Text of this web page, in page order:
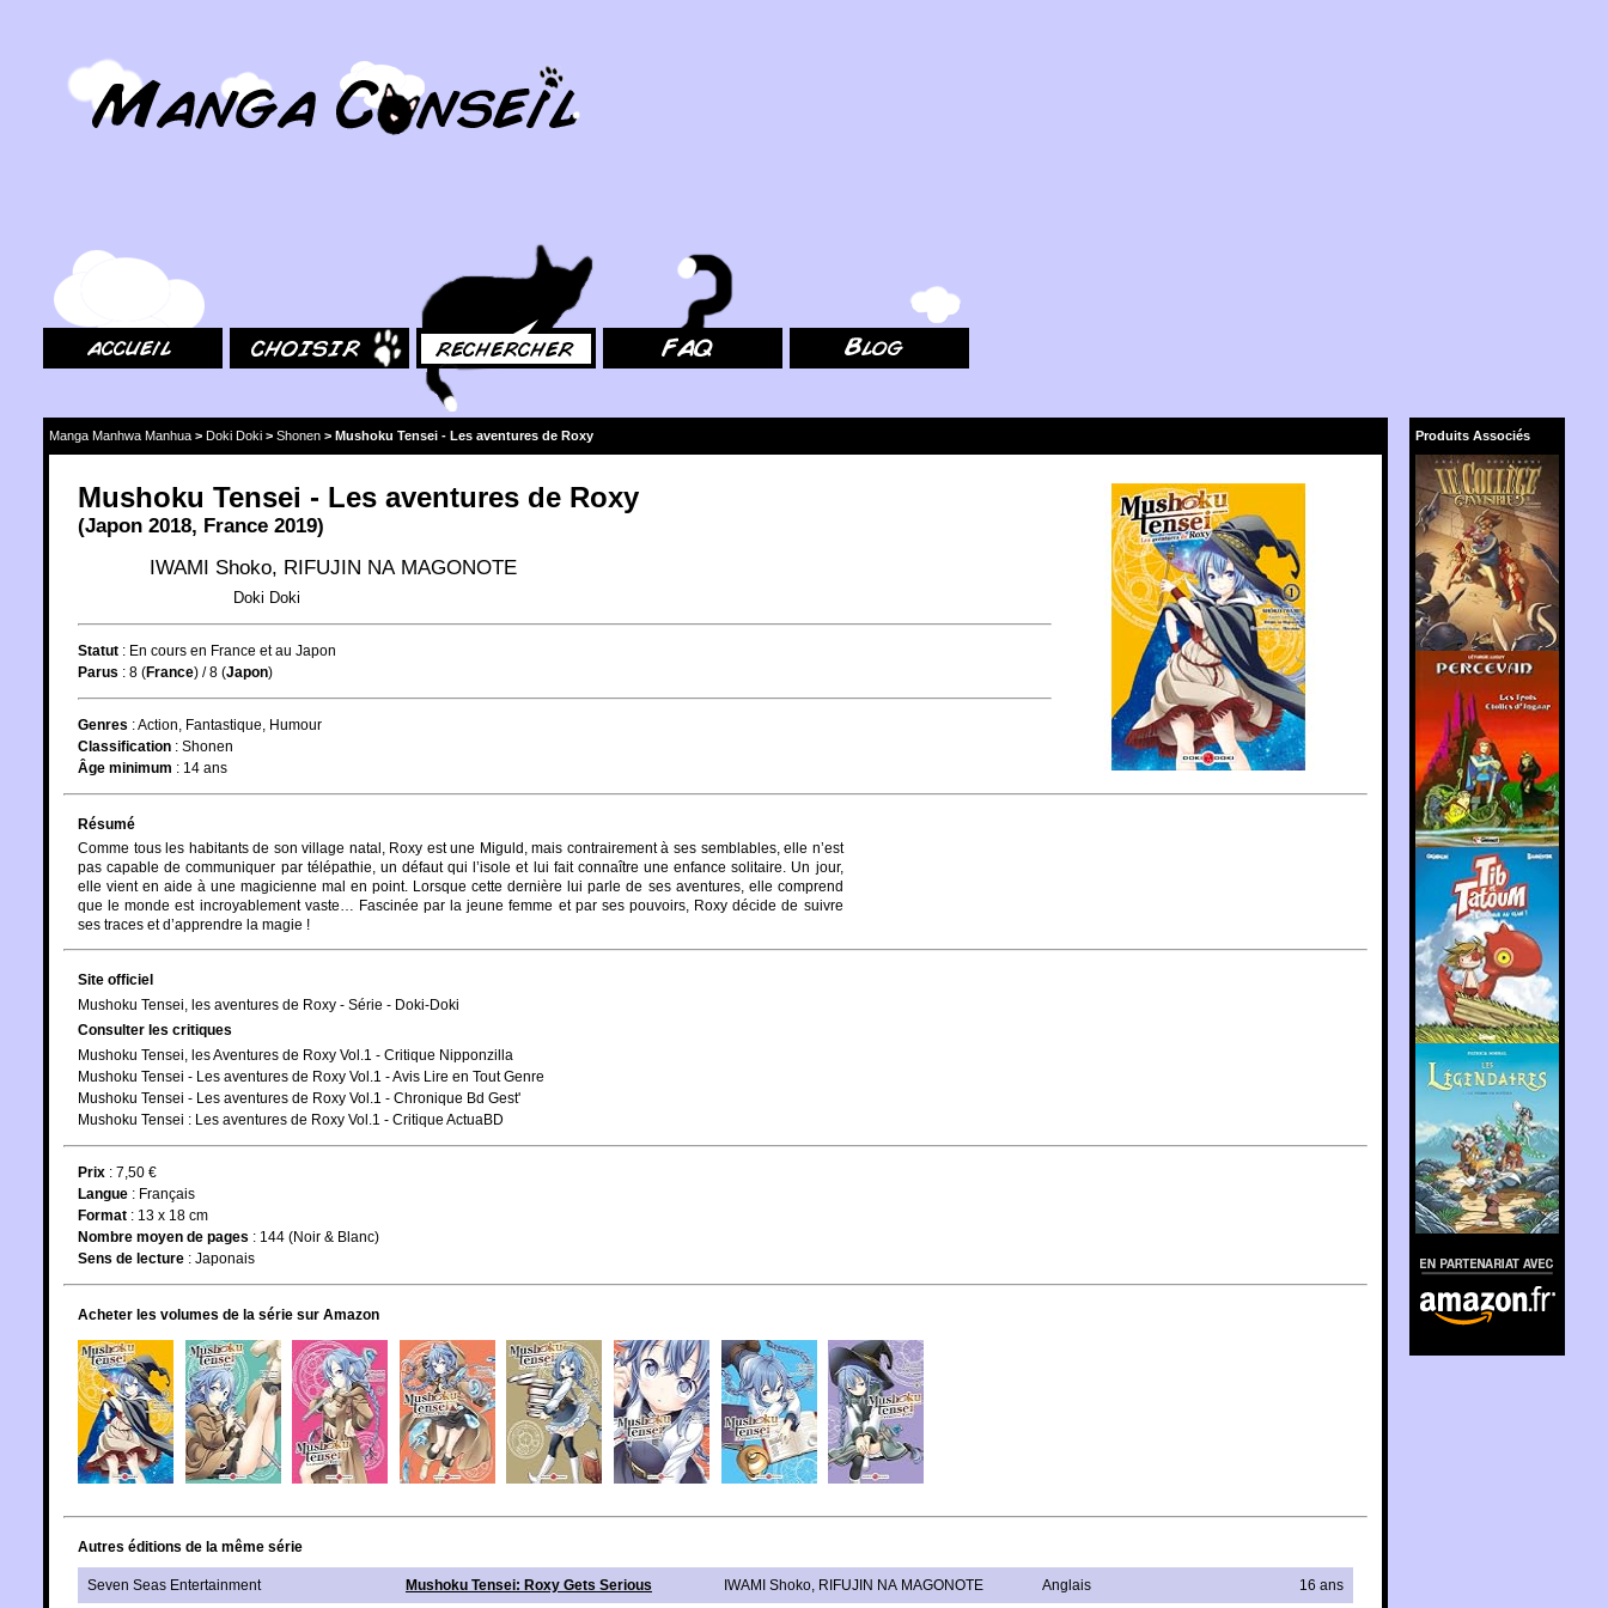
Produits Associés
Amazon.fr
Manga Manhwa Manhua > Doki Doki > Shonen > Mushoku Tensei - Les aventures de Roxy
Mushoku Tensei - Les aventures de Roxy
(Japon 2018, France 2019)
IWAMI Shoko, RIFUJIN NA MAGONOTE
Doki Doki
Statut : En cours en France et au Japon
Parus : 8 (France) / 8 (Japon)
Genres :Action Fantastique Humour
Classification : Shonen
Âge minimum : 14 ans
Résumé
Comme tous les habitants de son village natal, Roxy est une Miguld, mais contrairement à ses semblables, elle n’est
pas capable de communiquer par télépathie, un défaut qui l’isole et lui fait connaître une enfance solitaire. Un jour,
elle vient en aide à une magicienne mal en point. Lorsque cette dernière lui parle de ses aventures, elle comprend
que le monde est incroyablement vaste… Fascinée par la jeune femme et par ses pouvoirs, Roxy décide de suivre
ses traces et d’apprendre la magie !
Site officiel
Mushoku Tensei, les aventures de Roxy - Série - Doki-Doki
Consulter les critiques
Mushoku Tensei, les Aventures de Roxy Vol.1 - Critique Nipponzilla
Mushoku Tensei - Les aventures de Roxy Vol.1 - Avis Lire en Tout Genre
Mushoku Tensei - Les aventures de Roxy Vol.1 - Chronique Bd Gest'
Mushoku Tensei : Les aventures de Roxy Vol.1 - Critique ActuaBD
Prix : 7,50 €
Langue : Français
Format : 13 x 18 cm
Nombre moyen de pages : 144 (Noir & Blanc)
Sens de lecture : Japonais
Acheter les volumes de la série sur Amazon
Autres éditions de la même série
Seven Seas Entertainment Mushoku Tensei: Roxy Gets Serious IWAMI Shoko RIFUJIN NA MAGONOTE Anglais 16 ans